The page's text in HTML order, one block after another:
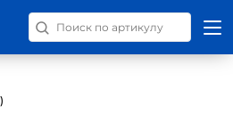
Поиск запчастей по